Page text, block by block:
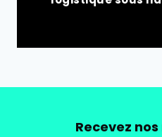
Recevez